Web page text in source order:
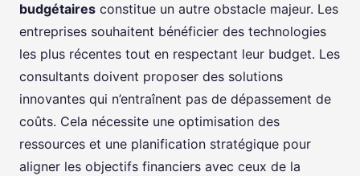
budgétaires constitue un autre obstacle majeur. Les
entreprises souhaitent bénéficier des technologies
les plus récentes tout en respectant leur budget. Les
consultants doivent proposer des solutions
innovantes qui n’entraînent pas de dépassement de
coûts. Cela nécessite une optimisation des
ressources et une planification stratégique pour
aligner les objectifs financiers avec ceux de la